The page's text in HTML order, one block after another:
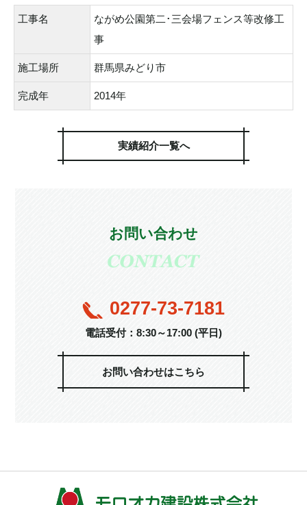
工事名
ながめ公園第二･三会場フェンス等改修工
事
施工場所 群馬県みどり市
完成年 2014年
実績紹介一覧へ
お問い合わせ
0277-73-7181
電話受付：8:30～17:00 (平日)
お問い合わせはこちら